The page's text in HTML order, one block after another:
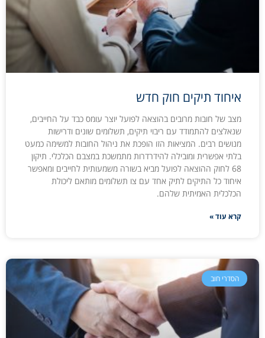
איחוד תיקים חוק חדש
מצב של חובות מרובים בהוצאה לפועל יוצר עומס כבד על החייבים,
שנאלצים להתמודד עם ריבוי תיקים, תשלומים שונים ודרישות
מנושים רבים. המציאות הזו הופכת את ניהול החובות למשימה כמעט
בלתי אפשרית ומובילה להידרדרות מתמשכת במצבם הכלכלי. תיקון
68 לחוק ההוצאה לפועל מביא בשורה משמעותית לחייבים ומאפשר
איחוד כל התיקים לתיק אחד עם צו תשלומים מותאם ליכולת
הכלכלית האמיתית שלהם.
קרא עוד »
הסדרי חוב